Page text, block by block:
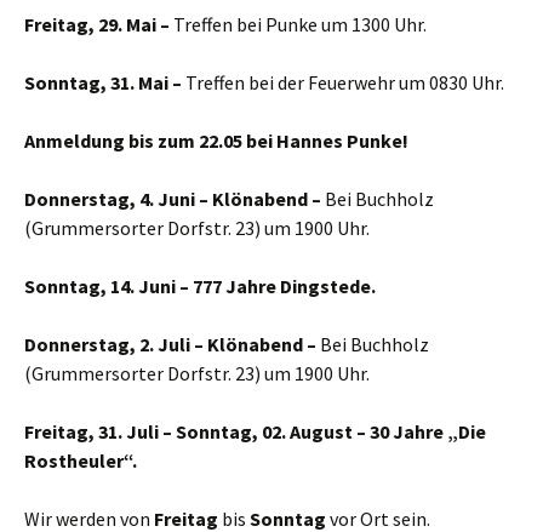
Freitag, 29. Mai – Treffen bei Punke um 1300 Uhr.
Sonntag, 31. Mai – Treffen bei der Feuerwehr um 0830 Uhr.
Anmeldung bis zum 22.05 bei Hannes Punke!
Donnerstag, 4. Juni – Klönabend – Bei Buchholz
(Grummersorter Dorfstr. 23) um 1900 Uhr.
Sonntag, 14. Juni – 777 Jahre Dingstede.
Donnerstag, 2. Juli – Klönabend – Bei Buchholz
(Grummersorter Dorfstr. 23) um 1900 Uhr.
Freitag, 31. Juli – Sonntag, 02. August – 30 Jahre „Die
Rostheuler“.
Wir werden von Freitag bis Sonntag vor Ort sein.